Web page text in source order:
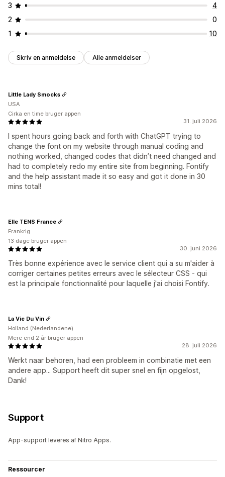
3
4
2
0
1
10
Skriv en anmeldelse Alle anmeldelser
31. juli 2026
I spent hours going back and forth with ChatGPT trying to
change the font on my website through manual coding and
nothing worked, changed codes that didn’t need changed and
had to completely redo my entire site from beginning. Fontify
and the help assistant made it so easy and got it done in 30
mins total!
Little Lady Smocks
USA
Cirka en time bruger appen
30. juni 2026
Très bonne expérience avec le service client qui a su m'aider à
corriger certaines petites erreurs avec le sélecteur CSS - qui
est la principale fonctionnalité pour laquelle j'ai choisi Fontify.
Elle TENS France
Frankrig
13 dage bruger appen
28. juli 2026
Werkt naar behoren, had een probleem in combinatie met een
andere app... Support heeft dit super snel en fijn opgelost,
Dank!
La Vie Du Vin
Holland (Nederlandene)
Mere end 2 år bruger appen
Support
App-support leveres af Nitro Apps.
Ressourcer